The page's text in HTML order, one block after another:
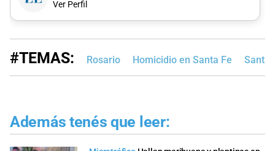
Ver Perfil
#TEMAS: Rosario Homicidio en Santa Fe Santa
Además tenés que leer: